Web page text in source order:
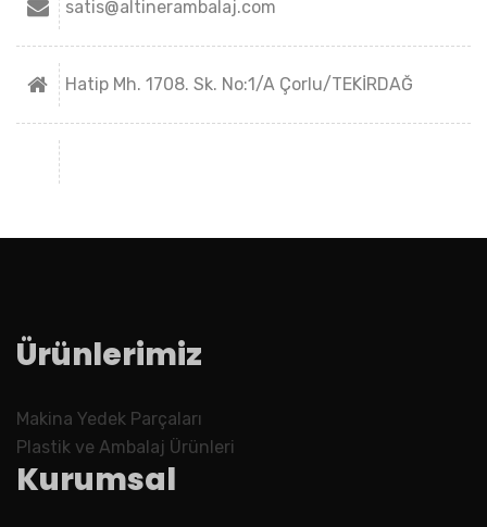
satis@altinerambalaj.com
Hatip Mh. 1708. Sk. No:1/A Çorlu/TEKİRDAĞ
Ürünlerimiz
Makina Yedek Parçaları
Plastik ve Ambalaj Ürünleri
Kurumsal